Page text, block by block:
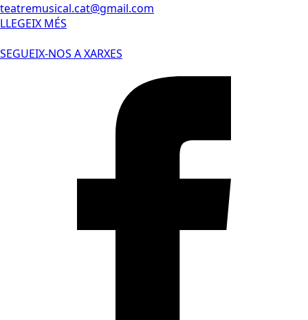
teatremusical.cat@gmail.com
LLEGEIX MÉS
SEGUEIX-NOS A XARXES